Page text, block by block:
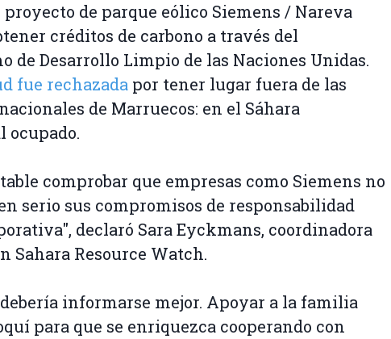
proyecto de parque eólico Siemens / Nareva
créditos de carbono a través del
de Desarrollo Limpio de las Naciones Unidas.
fue rechazada por tener lugar fuera de las
de Marruecos: en el Sáhara
ocupado.
comprobar que empresas como Siemens no
serio sus compromisos de responsabilidad
declaró Sara Eyckmans, coordinadora
Sahara Resource Watch.
informarse mejor. Apoyar a la familia
para que se enriquezca cooperando con